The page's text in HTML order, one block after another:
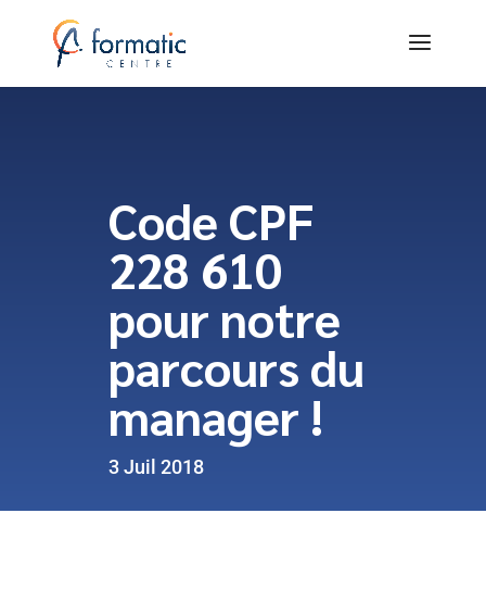
Code CPF
228 610
pour notre
parcours du
manager !
3 Juil 2018